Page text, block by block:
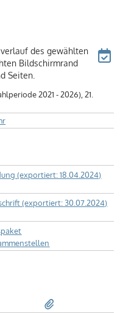
des gewählten
Bildschirmrand
Seiten.
2021 - 2026), 21.
(exportiert: 18.04.2024)
(exportiert: 30.07.2024)